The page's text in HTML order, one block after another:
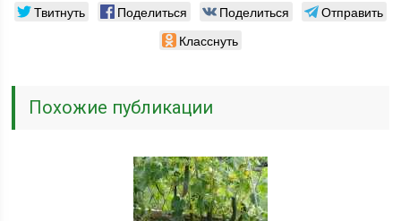
Твитнуть Поделиться Поделиться
Отправить
Класснуть
Похожие публикации